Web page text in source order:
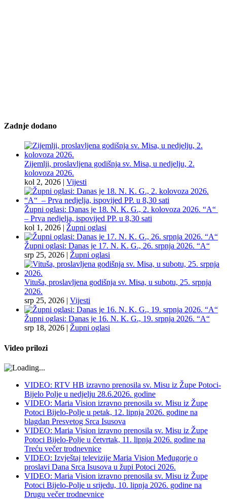
Zadnje dodano
Zijemlji, proslavljena godišnja sv. Misa, u nedjelju, 2.
kolovoza 2026.
kol 2, 2026 | Vijesti
Župni oglasi: Danas je 18. N. K. G., 2. kolovoza 2026. “A“
– Prva nedjelja, ispovijed PP. u 8,30 sati
kol 1, 2026 | Župni oglasi
Župni oglasi: Danas je 17. N. K. G., 26. srpnja 2026. “A“
srp 25, 2026 | Župni oglasi
Vituša, proslavljena godišnja sv. Misa, u subotu, 25. srpnja
2026.
srp 25, 2026 | Vijesti
Župni oglasi: Danas je 16. N. K. G., 19. srpnja 2026. “A“
srp 18, 2026 | Župni oglasi
Video prilozi
VIDEO: RTV HB izravno prenosila sv. Misu iz Župe Potoci-
Bijelo Polje u nedjelju 28.6.2026. godine
VIDEO: Maria Vision izravno prenosila sv. Misu iz Župe
Potoci Bijelo-Polje u petak, 12. lipnja 2026. godine na
blagdan Presvetog Srca Isusova
VIDEO: Maria Vision izravno prenosila sv. Misu iz Župe
Potoci Bijelo-Polje u četvrtak, 11. lipnja 2026. godine na
Treću večer trodnevnice
VIDEO: Izvještaj televizije Maria Vision Međugorje o
proslavi Dana Srca Isusova u župi Potoci 2026.
VIDEO: Maria Vision izravno prenosila sv. Misu iz Župe
Potoci Bijelo-Polje u srijedu, 10. lipnja 2026. godine na
Drugu večer trodnevnice